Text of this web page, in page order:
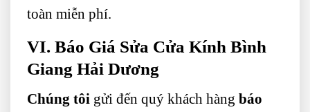
toàn miễn phí.
VI. Báo Giá Sửa Cửa Kính Bình
Giang Hải Dương
Chúng tôi gửi đến quý khách hàng báo